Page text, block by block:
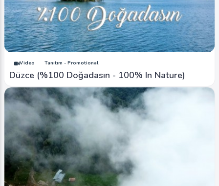
Video Tanıtım - Promotional
Düzce (%100 Doğadasın - 100% In Nature)